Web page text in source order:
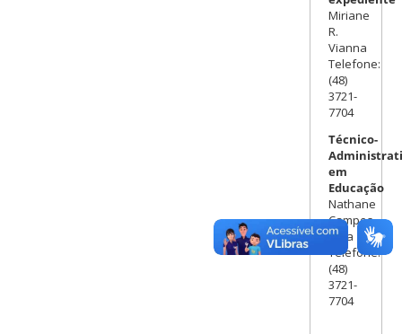
Miriane
R.
Vianna
Telefone:
(48)
3721-
7704
Técnico-
em
Educação
Nathane
Campos
Lima
Telefone:
(48)
3721-
7704